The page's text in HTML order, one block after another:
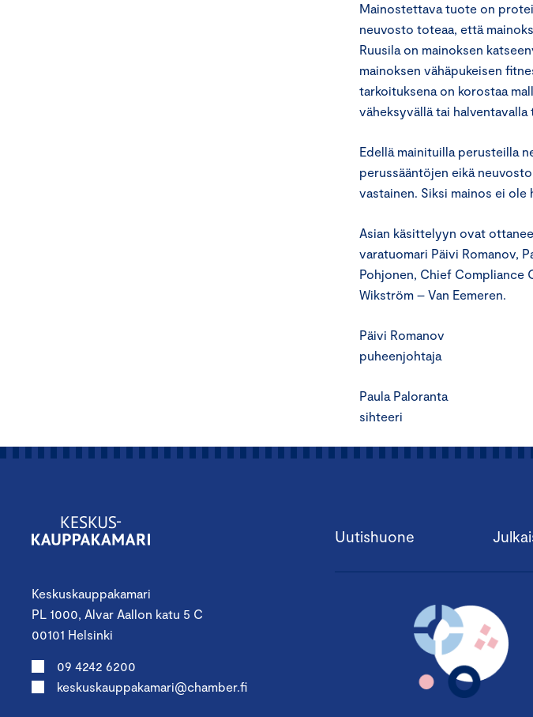
Mainostettava tuote on
neuvosto toteaa, että
Ruusila on mainoksen
mainoksen vähäpukeisen
tarkoituksena on korostaa
väheksyvällä tai halventavalla
Edellä mainituilla perusteilla
perussääntöjen eikä
vastainen. Siksi mainos ei ole
Asian käsittelyyn ovat
varatuomari Päivi Romanov,
Pohjonen, Chief Compliance
Wikström – Van Eemeren.
Päivi Romanov
puheenjohtaja
Paula Paloranta
sihteeri
Keskuskauppakamari
PL 1000, Alvar Aallon katu 5 C
00101 Helsinki
09 4242 6200
keskuskauppakamari@chamber.fi
Uutishuone